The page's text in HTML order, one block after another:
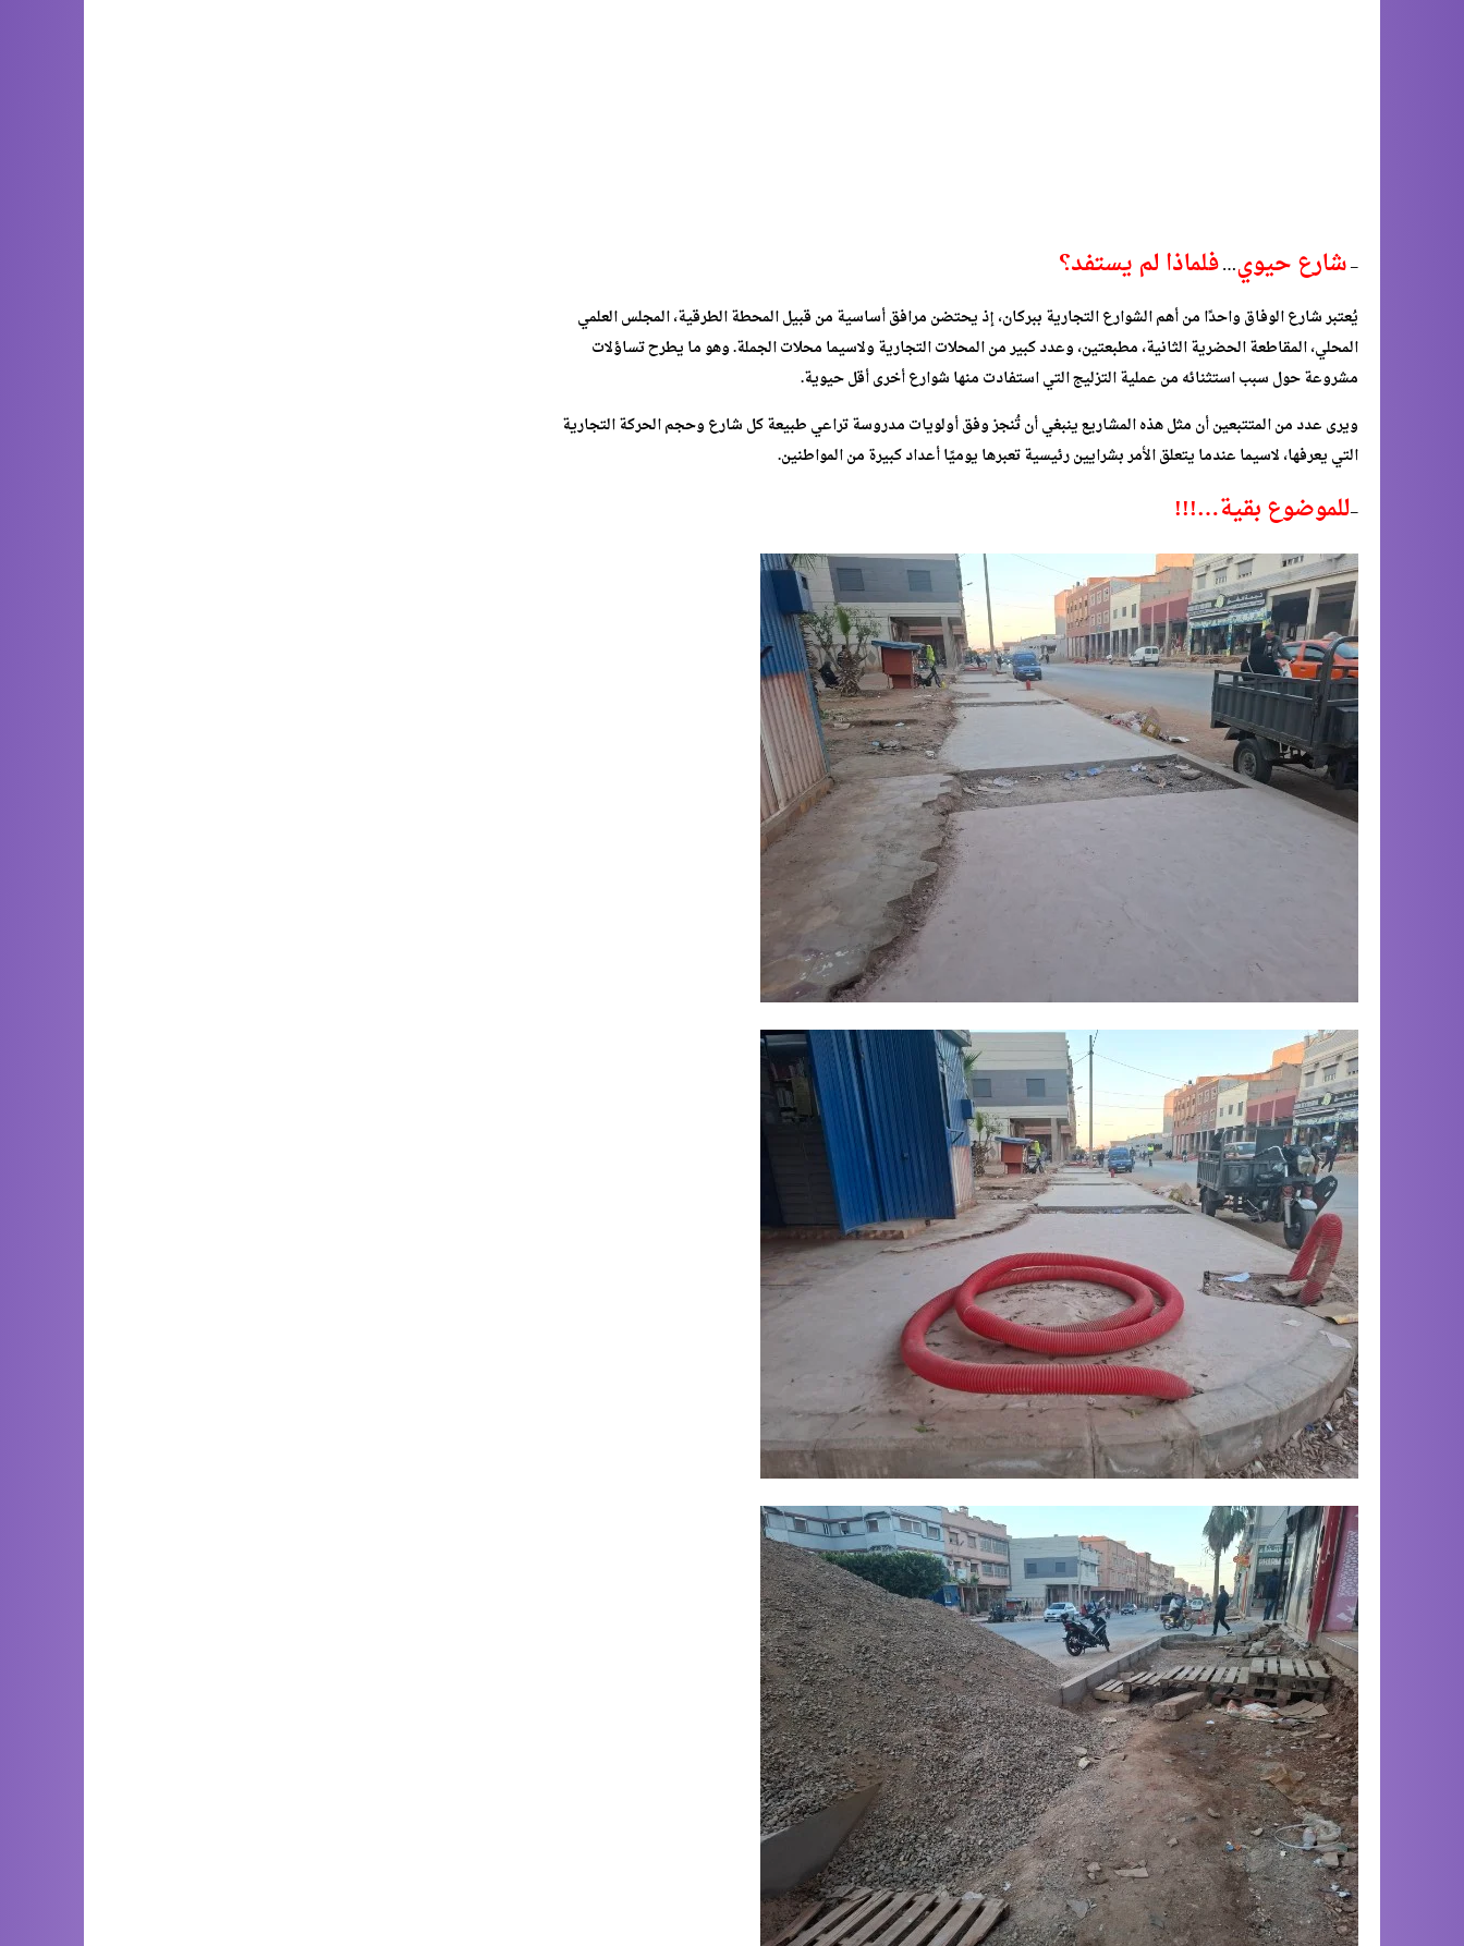
–شارع حيوي…فلماذا لم يستفد؟
يُعتبر شارع الوفاق واحدًا من أهم الشوارع التجارية ببركان، إذ يحتضن مرافق أساسية من قبيل المحطة الطرقية، المجلس العلمي
المحلي، المقاطعة الحضرية الثانية، مطبعتين، وعدد كبير من المحلات التجارية ولاسيما محلات الجملة. وهو ما يطرح تساؤلات
مشروعة حول سبب استثنائه من عملية التزليج التي استفادت منها شوارع أخرى أقل حيوية.
ويرى عدد من المتتبعين أن مثل هذه المشاريع ينبغي أن تُنجز وفق أولويات مدروسة تراعي طبيعة كل شارع وحجم الحركة التجارية
التي يعرفها، لاسيما عندما يتعلق الأمر بشرايين رئيسية تعبرها يوميًا أعداد كبيرة من المواطنين.
–للموضوع بقية…!!!